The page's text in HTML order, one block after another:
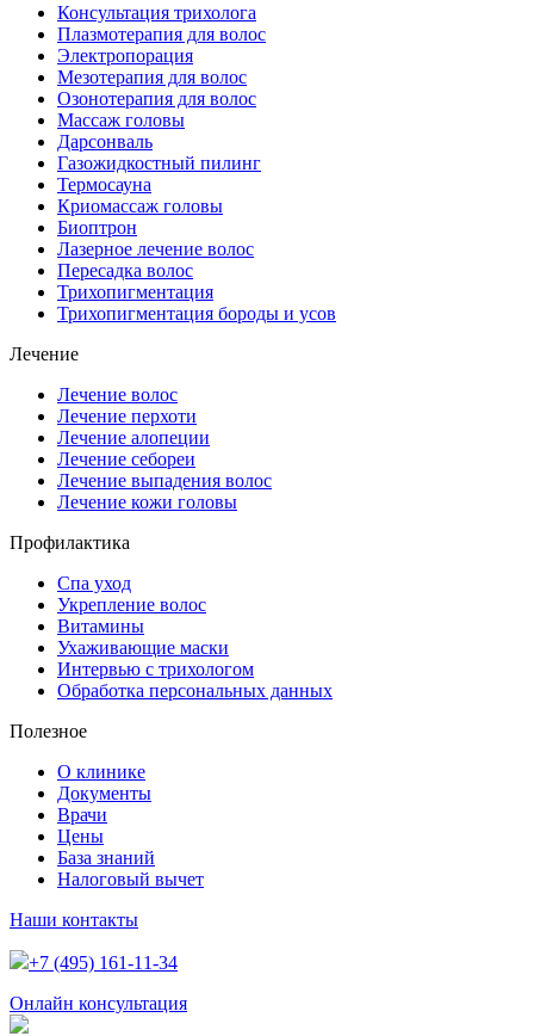
Консультация трихолога
Плазмотерапия для волос
Электропорация
Мезотерапия для волос
Озонотерапия для волос
Массаж головы
Дарсонваль
Газожидкостный пилинг
Термосауна
Криомассаж головы
Биоптрон
Лазерное лечение волос
Пересадка волос
Трихопигментация
Трихопигментация бороды и усов
Лечение
Лечение волос
Лечение перхоти
Лечение алопеции
Лечение себореи
Лечение выпадения волос
Лечение кожи головы
Профилактика
Спа уход
Укрепление волос
Витамины
Ухаживающие маски
Интервью с трихологом
Обработка персональных данных
Полезное
О клинике
Документы
Врачи
Цены
База знаний
Налоговый вычет
Наши контакты
+7 (495) 161-11-34
Онлайн консультация